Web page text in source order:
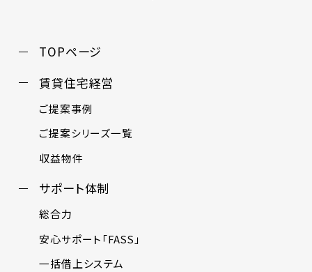
TOPページ
賃貸住宅経営
ご提案事例
ご提案シリーズ一覧
収益物件
サポート体制
総合力
安心サポート「FASS」
一括借上システム